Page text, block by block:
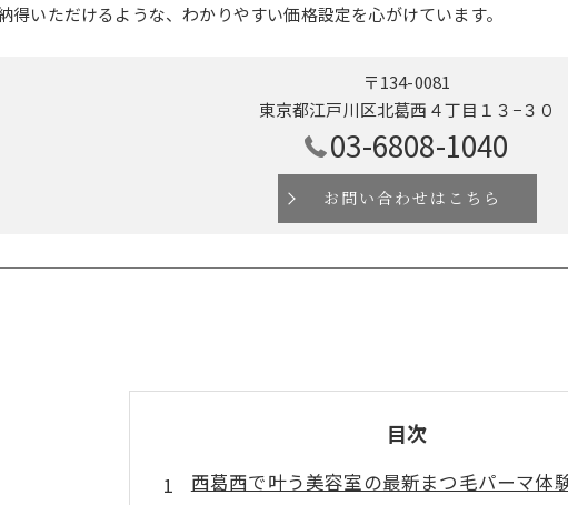
得いただけるような、わかりやすい価格設定を心がけています。
〒134-0081
東京都江戸川区北葛西４丁目１３−３０
03-6808-1040
お問い合わせはこちら
目次
西葛西で叶う美容室の最新まつ毛パーマ体